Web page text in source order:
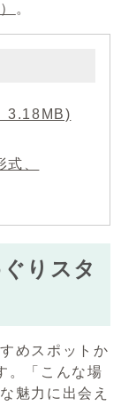
。
3.18MB)
、
りスタ
めスポットか
。「こんな場
魅力に出会え